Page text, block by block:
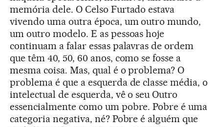
memória dele. O Celso Furtado estava
vivendo uma outra época, um outro mundo,
um outro modelo. E as pessoas hoje
continuam a falar essas palavras de ordem
que têm 40, 50, 60 anos, como se fosse a
mesma coisa. Mas, qual é o problema? O
problema é que a esquerda de classe média, o
intelectual de esquerda, vê o seu Outro
essencialmente como um pobre. Pobre é uma
categoria negativa, né? Pobre é alguém que